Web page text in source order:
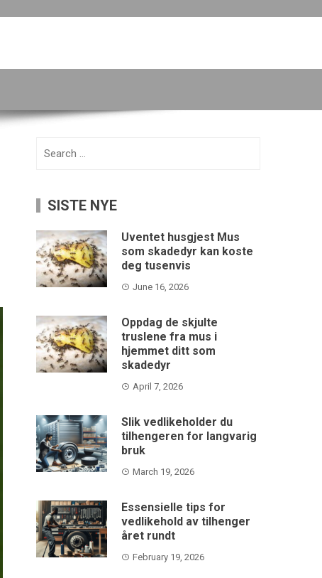
SISTE NYE
Uventet husgjest Mus
som skadedyr kan koste
deg tusenvis
June 16, 2026
Oppdag de skjulte
truslene fra mus i
hjemmet ditt som
skadedyr
April 7, 2026
Slik vedlikeholder du
tilhengeren for langvarig
bruk
March 19, 2026
Essensielle tips for
vedlikehold av tilhenger
året rundt
February 19, 2026